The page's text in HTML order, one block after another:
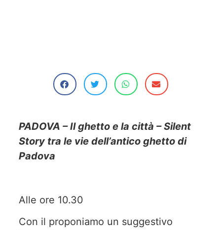
PADOVA – Il ghetto e la città – Silent
Story tra le vie dell’antico ghetto di
Padova
Alle ore 10.30
Con il proponiamo un suggestivo